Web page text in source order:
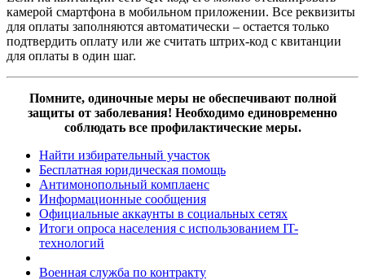
камерой смартфона в мобильном приложении. Все реквизиты
для оплаты заполняются автоматически – остается только
подтвердить оплату или же считать штрих-код с квитанции
для оплаты в один шаг.
Помните, одиночные меры не обеспечивают полной
защиты от заболевания! Необходимо единовременно
соблюдать все профилактические меры.
Найти избирательный участок
Бесплатная юридическая помощь
Антимонопольный комплаенс
Информационные сообщения
Официальные аккаунты в социальных сетях
Итоги опроса населения с использованием IT-
технологий
Военная служба по контракту